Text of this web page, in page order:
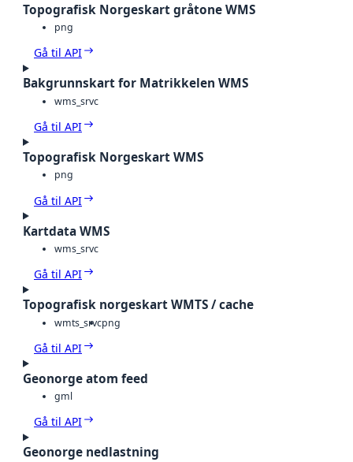
Topografisk Norgeskart gråtone WMS
png
Gå til API
Bakgrunnskart for Matrikkelen WMS
wms_srvc
Gå til API
Topografisk Norgeskart WMS
png
Gå til API
Kartdata WMS
wms_srvc
Gå til API
Topografisk norgeskart WMTS / cache
wmts_srvcpng
Gå til API
Geonorge atom feed
gml
Gå til API
Geonorge nedlastning